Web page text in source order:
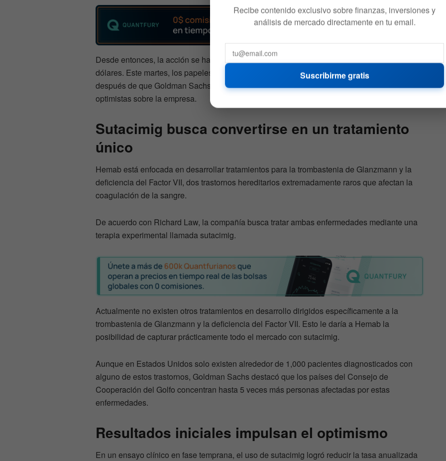
Desde entonces, la acción se ha mantenido operando en un rango de entre 23 dólares y 29
dólares. Este martes, los papeles subieron cerca de 7%, hasta alrededor de 27.75 dólares,
después de que Goldman Sachs y otras firmas de Wall Street emitieran recomendaciones
optimistas sobre la empresa.
Sutacimig busca convertirse en un tratamiento
único
Hemab está enfocada en desarrollar tratamientos para la trombastenia de Glanzmann y la
deficiencia del Factor VII, dos trastornos hereditarios extremadamente raros que afectan la
coagulación de la sangre.
De acuerdo con Richard Law, la compañía busca tratar ambas enfermedades mediante una
terapia experimental llamada sutacimig.
Actualmente no existen otros tratamientos en desarrollo dirigidos específicamente a la
trombastenia de Glanzmann y la deficiencia del Factor VII. Esto le daría a Hemab la
posibilidad de capturar prácticamente todo el mercado con sutacimig.
Aunque en Estados Unidos solo existen alrededor de 1,000 pacientes diagnosticados con
alguno de estos trastornos, Goldman Sachs destacó que los países del Consejo de
Cooperación del Golfo concentran hasta 5 veces más personas afectadas por estas
enfermedades.
Resultados iniciales impulsan el optimismo
En un ensayo clínico en fase temprana, el uso de sutacimig logró reducir la tasa anualizada
Recibe contenido exclusivo sobre finanzas, inversiones y
análisis de mercado directamente en tu email.
Suscribirme gratis